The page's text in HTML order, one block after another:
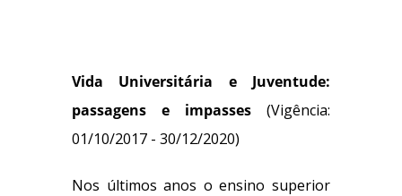
Vida Universitária e Juventude:
passagens e impasses (Vigência:
01/10/2017 - 30/12/2020)
Nos últimos anos o ensino superior